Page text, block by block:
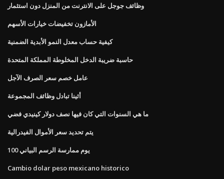
وظائف جوجل على الانترنت من المنزل دون استثمار
الأمازون تخفيضات خيارات الأسهم
كيفية حساب معدل النمو الأبدية الضمنية
حاسبة ضريبة الدخل المخلوطة المملكة المتحدة
عامل خصم سعر الصرف الآجل
أثينا تبادل وظائف المجموعة
ما هي السنوات التي كان فيها نصف دولار كينيدي فضي
يتم تحديد سعر الأموال الفيدرالية
100 يوم ممارسة الرسم البياني
Cambio dolar peso mexicano historico